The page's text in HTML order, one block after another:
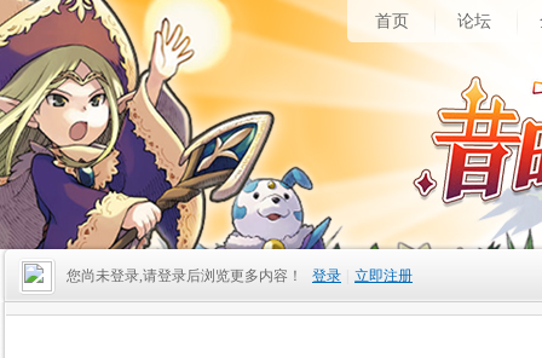
首页 论坛
您尚未登录,请登录后浏览更多内容！ 登录 立即注册